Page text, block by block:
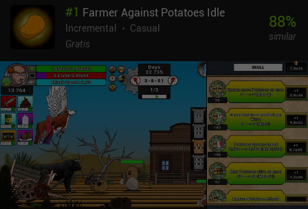
#1 Farmer Against Potatoes Idle
Incremental
Casual
Gratis
88%
similar